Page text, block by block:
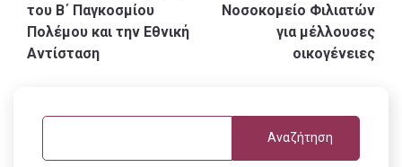
του Β΄ Παγκοσμίου
Πολέμου και την Εθνική
Αντίσταση
Νοσοκομείο Φιλιατών
για μέλλουσες
οικογένειες
Αναζήτηση